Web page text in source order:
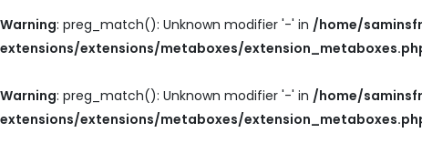
Warning: preg_match(): Unknown modifier '-' in /home/
extensions/extensions/metaboxes/
Warning: preg_match(): Unknown modifier '-' in /home/
extensions/extensions/metaboxes/